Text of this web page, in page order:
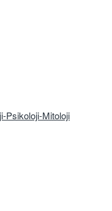
Psikoloji-Mitoloji